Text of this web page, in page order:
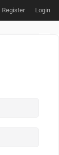
Register Login